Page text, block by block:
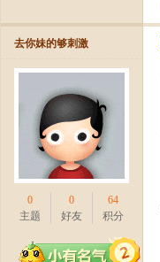
去你妹的够刺激
0
主题
0
好友
64
积分